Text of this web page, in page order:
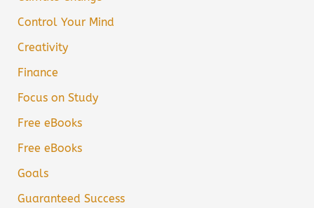
Control Your Mind
Creativity
Finance
Focus on Study
Free eBooks
Free eBooks
Goals
Guaranteed Success